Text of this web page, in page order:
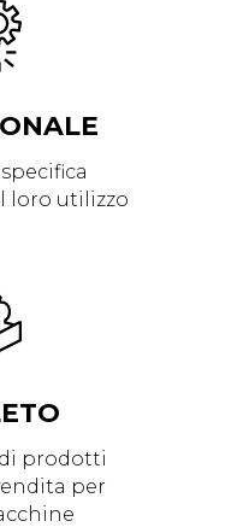
loro utilizzo
prodotti
per